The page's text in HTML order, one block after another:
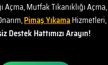
Açma, Mutfak Tıkanıklığı Açma,
Pimaş YıkamaHizmetleri,
Destek Hattımızı Arayın!